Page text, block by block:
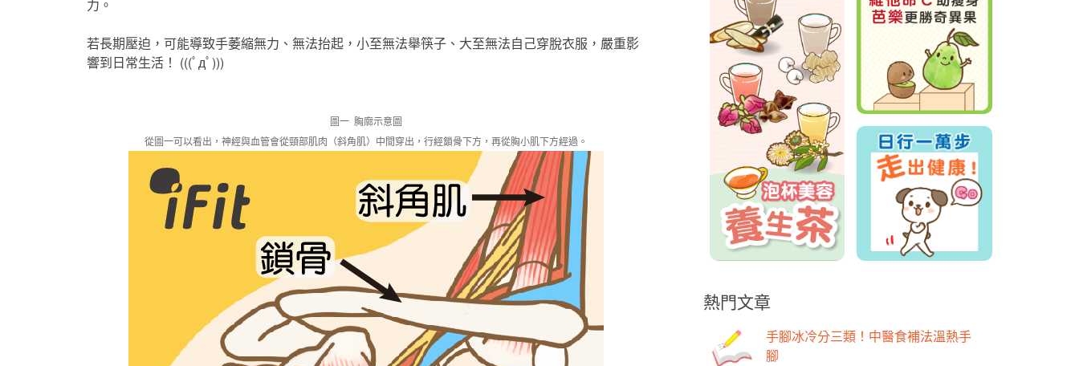
力。
若長期壓迫，可能導致手萎縮無力、無法抬起，小至無法舉筷子、大至無法自己穿脫衣服，嚴重影
響到日常生活！ (((ﾟдﾟ)))
圖一 胸廓示意圖
從圖一可以看出，神經與血管會從頸部肌肉（斜角肌）中間穿出，行經鎖骨下方，再從胸小肌下方經過。
熱門文章
手腳冰冷分三類！中醫食補法溫熱手
腳